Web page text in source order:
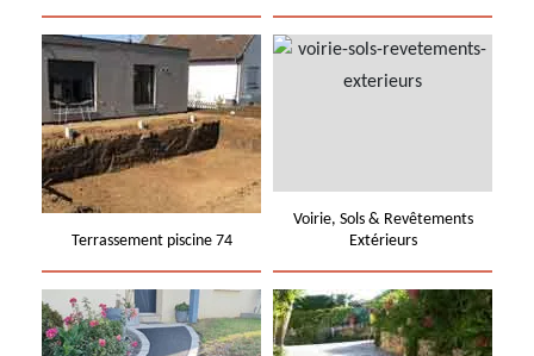
Terrassement piscine 74
Voirie, Sols & Revêtements
Extérieurs